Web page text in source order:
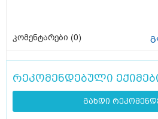
კომენტარები (0)
რეკომენდებული
გახდი